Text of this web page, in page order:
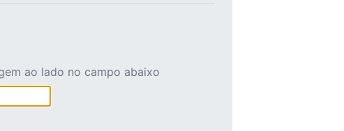
ao lado no campo abaixo